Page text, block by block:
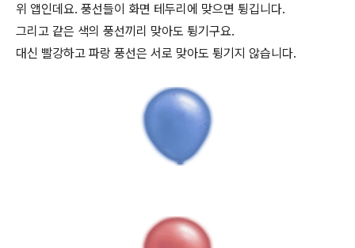
위 앱인데요. 풍선들이 화면 테두리에 맞으면 튕깁니다.
그리고 같은 색의 풍선끼리 맞아도 튕기구요.
대신 빨강하고 파랑 풍선은 서로 맞아도 튕기지 않습니다.